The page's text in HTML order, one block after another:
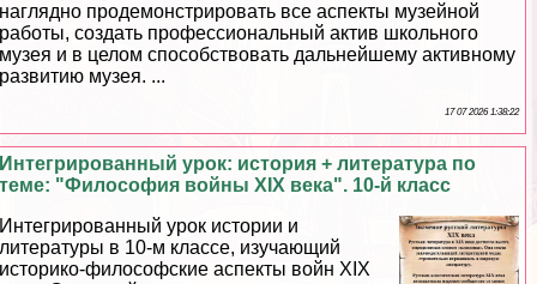
наглядно продемонстрировать все аспекты музейной
работы, создать профессиональный актив школьного
музея и в целом способствовать дальнейшему активному
развитию музея. ...
17 07 2026 1:38:22
Интегрированный урок: история + литература по
теме: "Философия войны XIX века". 10-й класс
Интегрированный урок истории и
литературы в 10-м классе, изучающий
историко-философские аспекты войн XIX